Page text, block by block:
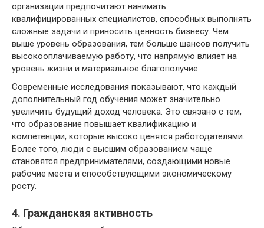
организации предпочитают нанимать
квалифицированных специалистов, способных выполнять
сложные задачи и приносить ценность бизнесу. Чем
выше уровень образования, тем больше шансов получить
высокооплачиваемую работу, что напрямую влияет на
уровень жизни и материальное благополучие.
Современные исследования показывают, что каждый
дополнительный год обучения может значительно
увеличить будущий доход человека. Это связано с тем,
что образование повышает квалификацию и
компетенции, которые высоко ценятся работодателями.
Более того, люди с высшим образованием чаще
становятся предпринимателями, создающими новые
рабочие места и способствующими экономическому
росту.
4. Гражданская активность